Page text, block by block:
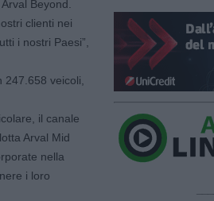
Beyond.
clienti nei
i nostri Paesi”,
veicoli,
il canale
Arval Mid
nella
i loro